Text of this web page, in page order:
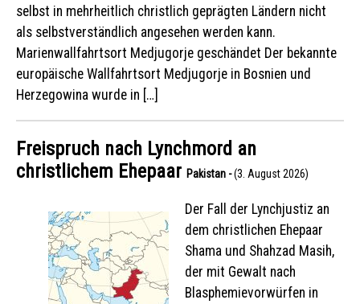
selbst in mehrheitlich christlich geprägten Ländern nicht
als selbstverständlich angesehen werden kann.
Marienwallfahrtsort Medjugorje geschändet Der bekannte
europäische Wallfahrtsort Medjugorje in Bosnien und
Herzegowina wurde in […]
Freispruch nach Lynchmord an
christlichem Ehepaar Pakistan -(3. August 2026)
Der Fall der Lynchjustiz an
dem christlichen Ehepaar
Shama und Shahzad Masih,
der mit Gewalt nach
Blasphemievorwürfen in